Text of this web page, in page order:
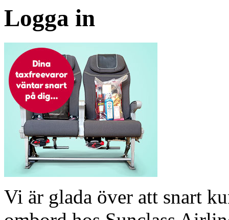
Logga in
Vi är glada över att snart